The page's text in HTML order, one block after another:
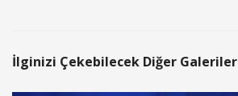
İlginizi Çekebilecek Diğer Galeriler